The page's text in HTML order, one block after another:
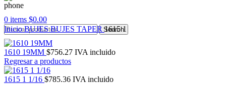
0 items $0.00
Search
InicioBUJESBUJES TAPER1615 1
1610 19MM $756.27 IVA incluido
Regresar a productos
1615 1 1/16 $785.36 IVA incluido